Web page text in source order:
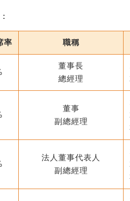
率 職稱
董事長
總經理
董事
副總經理
法人董事代表人
副總經理